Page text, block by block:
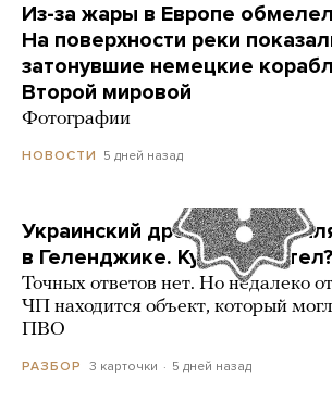
Из-за жары в Европе
На поверхности реки
затонувшие немецкие
Второй мировой
Фотографии
НОВОСТИ 5 дней назад
Украинский дрон попал по
в Геленджике. Куда он
Точных ответов нет. Но недалеко
ЧП находится объект, который
ПВО
РАЗБОР 3 карточки 5 дней назад